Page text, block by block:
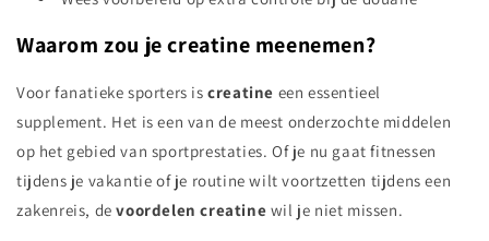
Waarom zou je creatine meenemen?
Voor fanatieke sporters iscreatine een essentieel
supplement. Het is een van de meest onderzochte middelen
op het gebied van sportprestaties. Of je nu gaat fitnessen
tijdens je vakantie of je routine wilt voortzetten tijdens een
zakenreis, devoordelen creatine wil je niet missen.